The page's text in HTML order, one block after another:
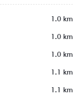
1.0 km
1.0 km
1.0 km
1.1 km
1.1 km